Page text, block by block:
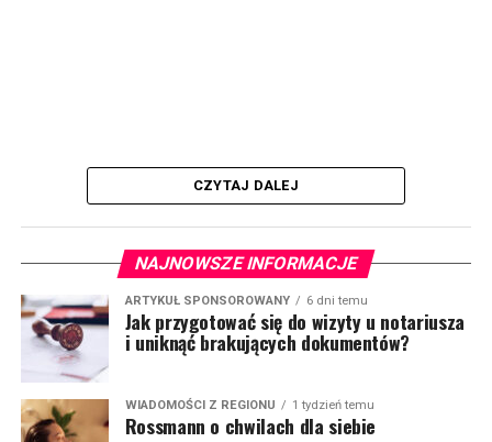
CZYTAJ DALEJ
NAJNOWSZE INFORMACJE
ARTYKUŁ SPONSOROWANY 6 dni temu
Jak przygotować się do wizyty u notariusza
i uniknąć brakujących dokumentów?
WIADOMOŚCI Z REGIONU 1 tydzień temu
Rossmann o chwilach dla siebie